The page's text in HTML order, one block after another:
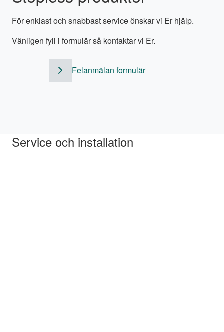
För enklast och snabbast service önskar vi Er hjälp.
Vänligen fyll i formulär så kontaktar vi Er.
Felanmälan formulär
Service och installation